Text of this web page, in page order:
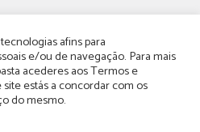
in
a
new
in
a
new
& POLÍTICA DE PRIVACIDADE
EDITORIAL
PUBLICIDADE E ANÚNCIOS
afins para
e/ou de navegação. Para mais
acederes aosTermos e
estás a concordar com os
do mesmo.